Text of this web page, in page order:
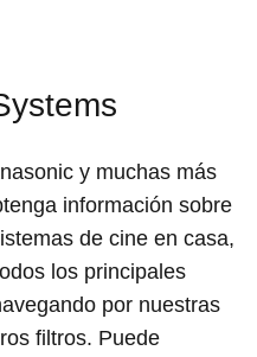
y muchas más
información sobre
de cine en casa,
los principales
por nuestras
filtros. Puede